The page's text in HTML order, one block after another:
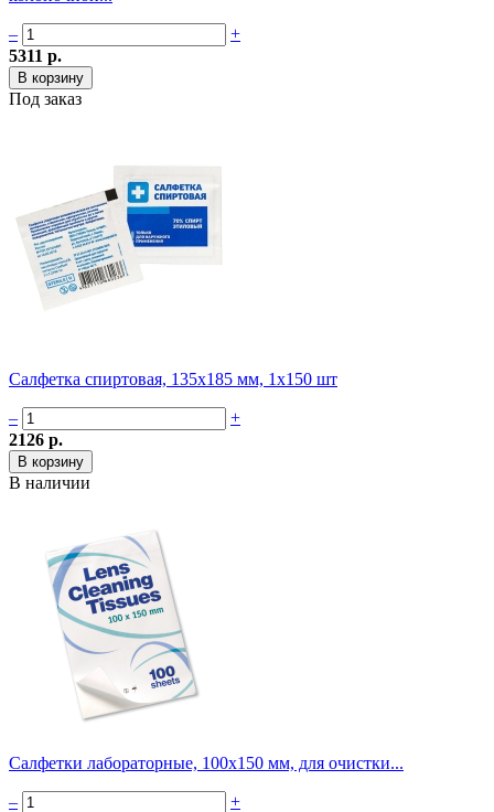
–
+
5311 р.
Под заказ
Салфетка спиртовая, 135х185 мм, 1х150 шт
–
+
2126 р.
В наличии
Салфетки лабораторные, 100x150 мм, для очистки...
– +